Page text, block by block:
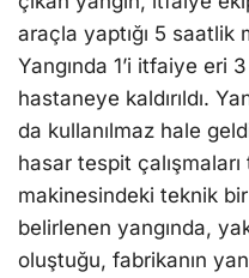
araçla yaptığı 5 saatlik
Yangında 1’i itfaiye eri
hastaneye kaldırıldı.
da kullanılmaz hale
hasar tespit çalışmaları
makinesindeki teknik bir
belirlenen yangında,
oluştuğu, fabrikanın